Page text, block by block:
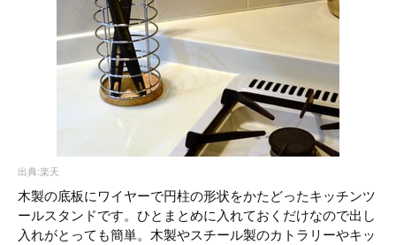
出典:楽天
木製の底板にワイヤーで円柱の形状をかたどったキッチンツ
ールスタンドです。ひとまとめに入れておくだけなので出し
入れがとっても簡単。木製やスチール製のカトラリーやキッ